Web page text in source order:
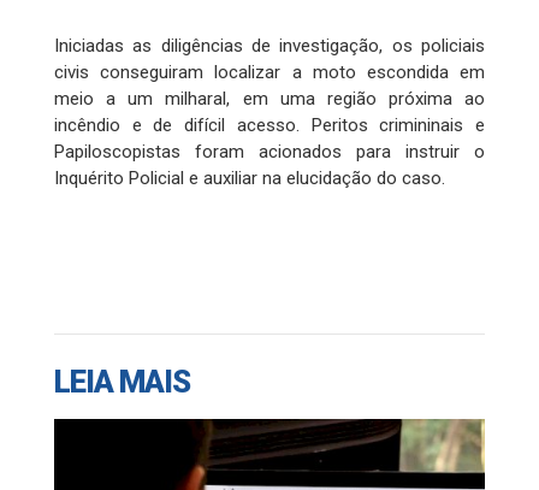
Iniciadas as diligências de investigação, os policiais
civis conseguiram localizar a moto escondida em
meio a um milharal, em uma região próxima ao
incêndio e de difícil acesso. Peritos crimininais e
Papiloscopistas foram acionados para instruir o
Inquérito Policial e auxiliar na elucidação do caso.
LEIA MAIS